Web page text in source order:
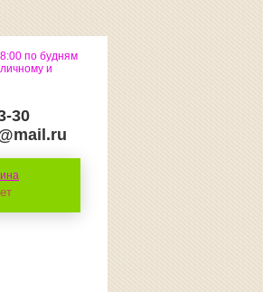
по будням
и
30